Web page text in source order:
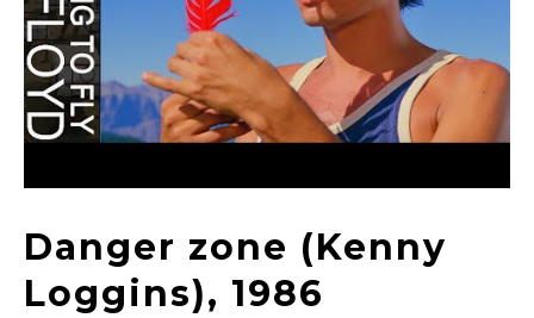
Danger zone (Kenny
Loggins), 1986